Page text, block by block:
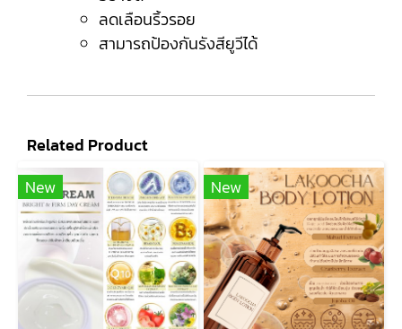
ลดเลือนริ้วรอย
สามารถป้องกันรังสียูวีได้
Related Product
New
New